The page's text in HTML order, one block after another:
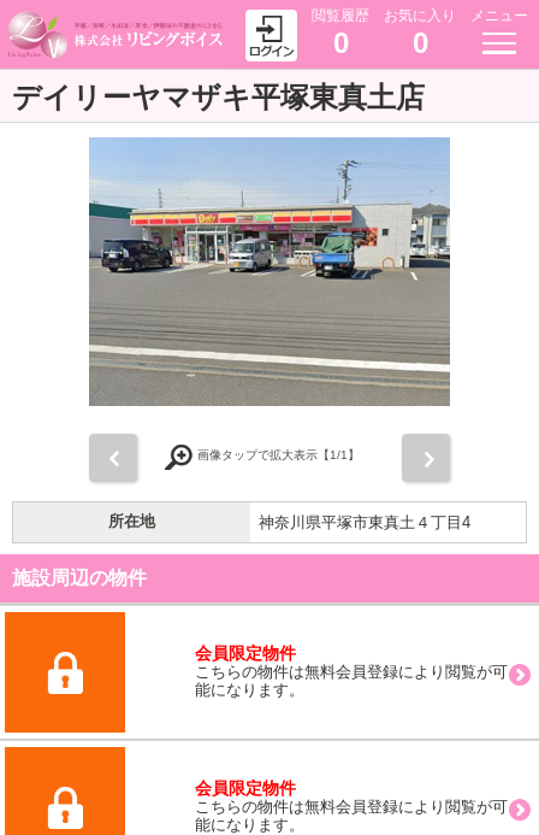
閲覧履歴
0
お気に入り
0
メニュー
デイリーヤマザキ平塚東真土店
画像タップで拡大表示【1/1】
所在地 神奈川県平塚市東真土４丁目4
施設周辺の物件
会員限定物件
こちらの物件は無料会員登録により閲覧が可
能になります。
会員限定物件
こちらの物件は無料会員登録により閲覧が可
能になります。